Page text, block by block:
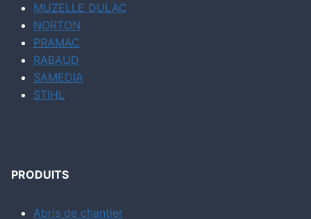
MUZELLE DULAC
NORTON
PRAMAC
RABAUD
SAMEDIA
STIHL
PRODUITS
Abris de chantier